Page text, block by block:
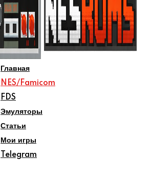
Главная
NES/Famicom
FDS
Эмуляторы
Статьи
Мои игры
Telegram